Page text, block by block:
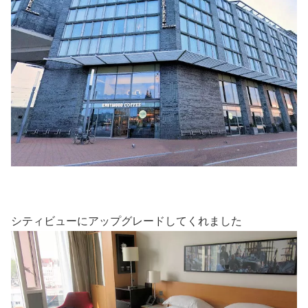
シティビューにアップグレードしてくれました